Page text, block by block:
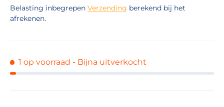
Belasting inbegrepen Verzending berekend bij het
afrekenen.
1 op voorraad - Bijna uitverkocht